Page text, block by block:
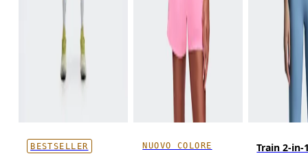
BESTSELLER NUOVO COLORE Train 2-in-